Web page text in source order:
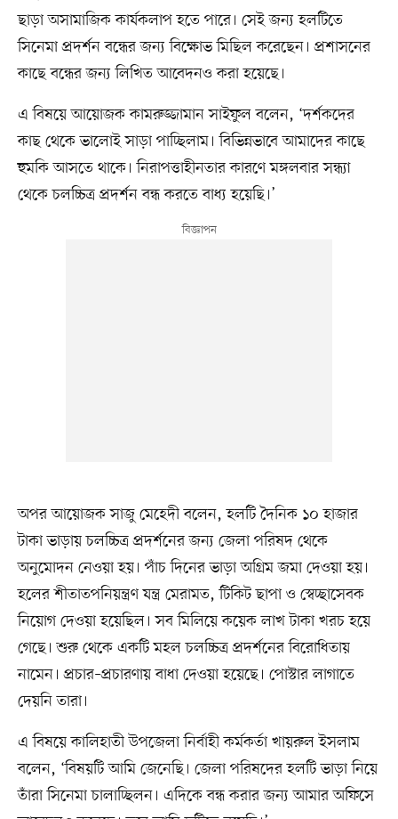
ছাড়া অসামাজিক কার্যকলাপ হতে পারে। সেই জন্য হলটিতে
সিনেমা প্রদর্শন বন্ধের জন্য বিক্ষোভ মিছিল করেছেন। প্রশাসনের
কাছে বন্ধের জন্য লিখিত আবেদনও করা হয়েছে।
এ বিষয়ে আয়োজক কামরুজ্জামান সাইফুল বলেন, ‘দর্শকদের
কাছ থেকে ভালোই সাড়া পাচ্ছিলাম। বিভিন্নভাবে আমাদের কাছে
হুমকি আসতে থাকে। নিরাপত্তাহীনতার কারণে মঙ্গলবার সন্ধ্যা
থেকে চলচ্চিত্র প্রদর্শন বন্ধ করতে বাধ্য হয়েছি।’
অপর আয়োজক সাজু মেহেদী বলেন, হলটি দৈনিক ১০ হাজার
টাকা ভাড়ায় চলচ্চিত্র প্রদর্শনের জন্য জেলা পরিষদ থেকে
অনুমোদন নেওয়া হয়। পাঁচ দিনের ভাড়া অগ্রিম জমা দেওয়া হয়।
হলের শীতাতপনিয়ন্ত্রণ যন্ত্র মেরামত, টিকিট ছাপা ও স্বেচ্ছাসেবক
নিয়োগ দেওয়া হয়েছিল। সব মিলিয়ে কয়েক লাখ টাকা খরচ হয়ে
গেছে। শুরু থেকে একটি মহল চলচ্চিত্র প্রদর্শনের বিরোধিতায়
নামেন। প্রচার–প্রচারণায় বাধা দেওয়া হয়েছে। পোস্টার লাগাতে
দেয়নি তারা।
এ বিষয়ে কালিহাতী উপজেলা নির্বাহী কর্মকর্তা খায়রুল ইসলাম
বলেন, ‘বিষয়টি আমি জেনেছি। জেলা পরিষদের হলটি ভাড়া নিয়ে
তাঁরা সিনেমা চালাচ্ছিলন। এদিকে বন্ধ করার জন্য আমার অফিসে